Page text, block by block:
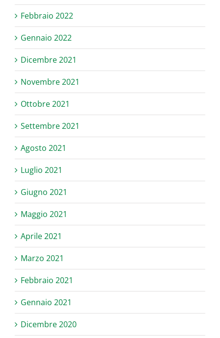
Febbraio 2022
Gennaio 2022
Dicembre 2021
Novembre 2021
Ottobre 2021
Settembre 2021
Agosto 2021
Luglio 2021
Giugno 2021
Maggio 2021
Aprile 2021
Marzo 2021
Febbraio 2021
Gennaio 2021
Dicembre 2020